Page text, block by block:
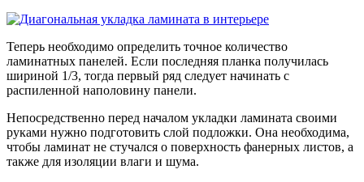
Теперь необходимо определить точное количество
ламинатных панелей. Если последняя планка получилась
шириной 1/3, тогда первый ряд следует начинать с
распиленной наполовину панели.
Непосредственно перед началом укладки ламината своими
руками нужно подготовить слой подложки. Она необходима,
чтобы ламинат не стучался о поверхность фанерных листов, а
также для изоляции влаги и шума.